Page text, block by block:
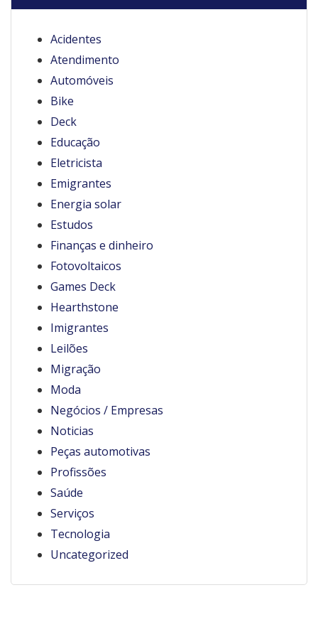
Acidentes
Atendimento
Automóveis
Bike
Deck
Educação
Eletricista
Emigrantes
Energia solar
Estudos
Finanças e dinheiro
Fotovoltaicos
Games Deck
Hearthstone
Imigrantes
Leilões
Migração
Moda
Negócios / Empresas
Noticias
Peças automotivas
Profissões
Saúde
Serviços
Tecnologia
Uncategorized